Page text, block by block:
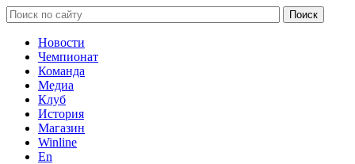
Новости
Чемпионат
Команда
Медиа
Клуб
История
Магазин
Winline
En